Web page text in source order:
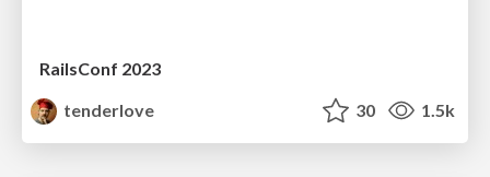
RailsConf 2023
tenderlove
30 1.5k